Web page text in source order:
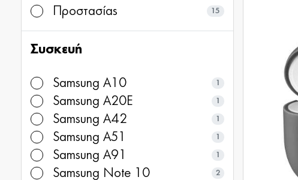
Προστασίας 15
Συσκευή
Samsung A10 1
Samsung A20E 1
Samsung A42 1
Samsung A51 1
Samsung A91 1
Samsung Note 10 2